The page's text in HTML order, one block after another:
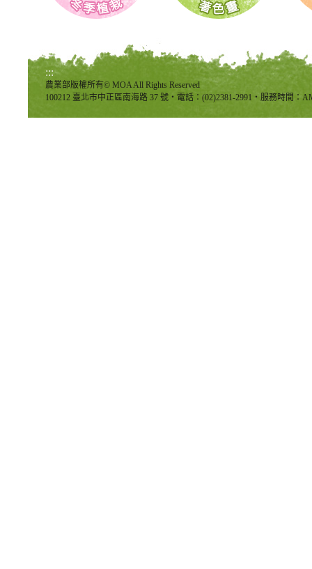
:::
農業部版權所有© MOA All Rights Reserved
100212 臺北市中正區南海路 37 號‧電話：(02)2381-2991‧服務時間：